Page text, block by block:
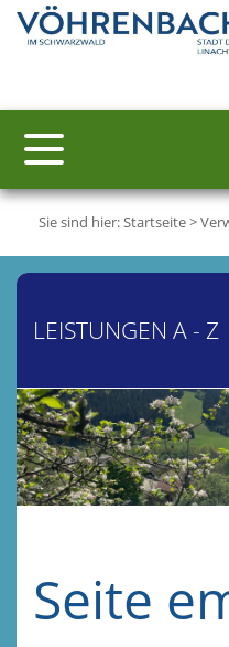
Sie sind hier:Startseite>
LEISTUNGEN A - Z
Seite